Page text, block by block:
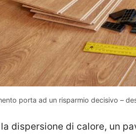
porta ad un risparmio decisivo –
dispersione di calore, un